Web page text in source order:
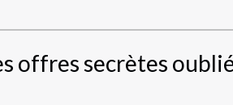
offres secrètes